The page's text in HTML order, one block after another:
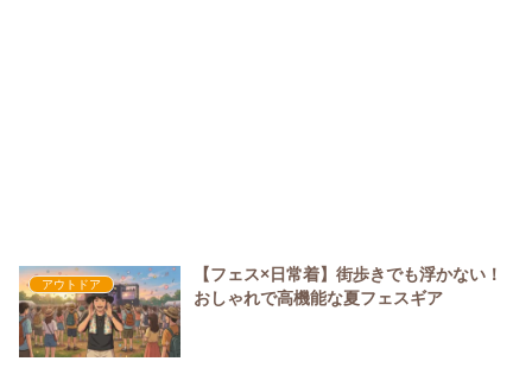
アウトドア
【フェス×日常着】街歩きでも浮かない！
おしゃれで高機能な夏フェスギア